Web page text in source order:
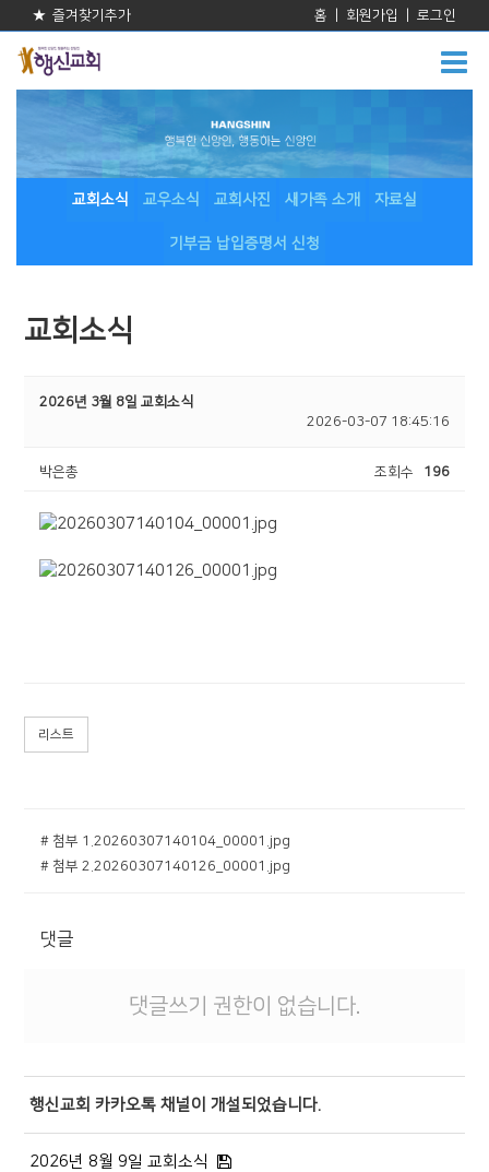
★ 즐겨찾기추가 홈 회원가입 로그인
교회소식 교우소식 교회사진 새가족 소개 자료실
기부금 납입증명서 신청
교회소식
2026년 3월 8일 교회소식
2026-03-07 18:45:16
박은총 조회수 196
리스트
# 첨부 1.20260307140104_00001.jpg
# 첨부 2.20260307140126_00001.jpg
댓글
댓글쓰기 권한이 없습니다.
행신교회 카카오톡 채널이 개설되었습니다.
2026년 8월 9일 교회소식